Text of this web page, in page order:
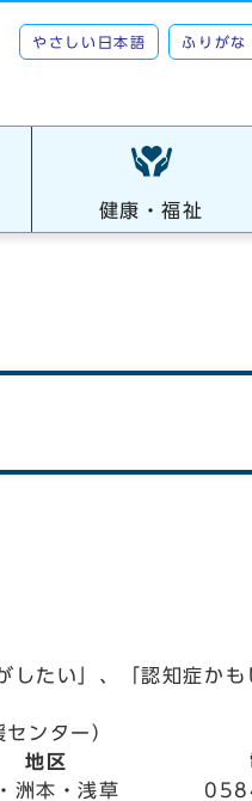
やさしい日本語 ふりがな
健康・福祉
たい」、「認知症か
ンター）
地区
洲本・浅草